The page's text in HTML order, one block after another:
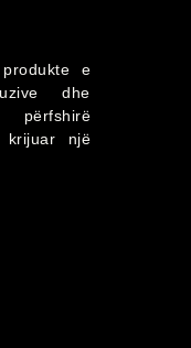
e
dhe
krijuar një